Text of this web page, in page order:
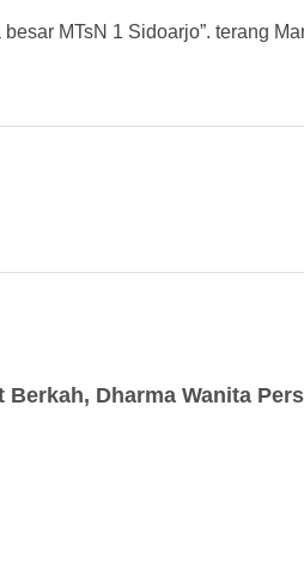
MTsN 1 Sidoarjo”. terang